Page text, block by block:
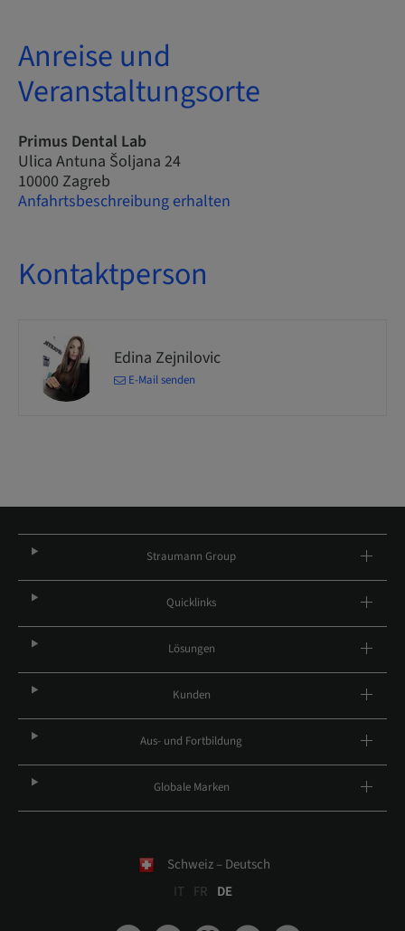
Anreise und
Veranstaltungsorte
Primus Dental Lab
Ulica Antuna Šoljana 24
10000 Zagreb
Anfahrtsbeschreibung erhalten
Kontaktperson
Edina Zejnilovic
E-Mail senden
Straumann Group
Quicklinks
Lösungen
Kunden
Aus- und Fortbildung
Globale Marken
Schweiz – Deutsch
IT
FR DE